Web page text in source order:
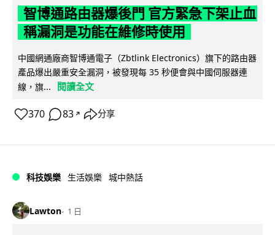
智博通路由器爆後門 官方緊急下架止血
稱漏洞是功能在維修時使用
中國網通廠商智博通電子（Zbtlink Electronics）旗下的路由器
產品爆出嚴重安全漏洞，被發現每 35 秒便會與中國伺服器連
線，旗...
閱讀全文
370 83 ↗ 分享
科技娛樂 生活娛樂 城中熱話
Lawton 1 日